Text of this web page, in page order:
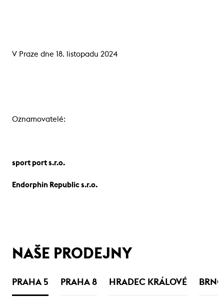
V Praze dne 18. listopadu 2024
Oznamovatelé:
sport port s.r.o.
Endorphin Republic s.r.o.
NAŠE PRODEJNY
PRAHA 5 PRAHA 8 HRADEC KRÁLOVÉ BRNO